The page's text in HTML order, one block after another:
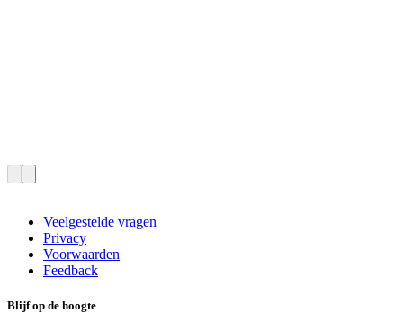
Veelgestelde vragen
Privacy
Voorwaarden
Feedback
Blijf op de hoogte